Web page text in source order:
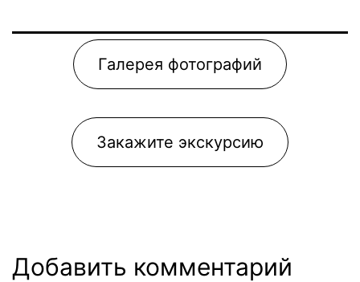
Галерея фотографий
Закажите экскурсию
Добавить комментарий